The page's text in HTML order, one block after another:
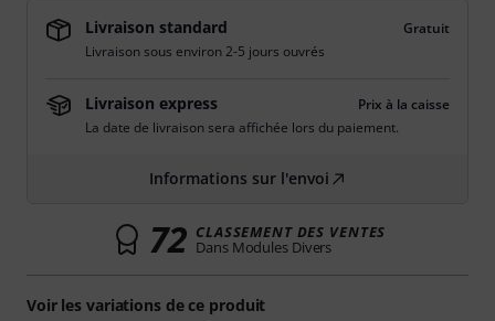
Voir les variations de ce produit
Livraison standard
Gratuit
Livraison sous environ 2-5 jours ouvrés
Livraison express
Prix à la caisse
La date de livraison sera affichée lors du paiement.
Informations sur l'envoi
72 CLASSEMENT DES VENTES
Dans Modules Divers